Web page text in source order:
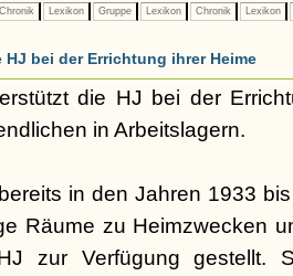
Chronik Lexikon Gruppe Lexikon Chronik Lexikon
bei der Errichtung ihrer Heime
die HJ bei der
in Arbeitslagern.
in den Jahren 1933
Räume zu Heimzwecken
zur Verfügung gestellt.